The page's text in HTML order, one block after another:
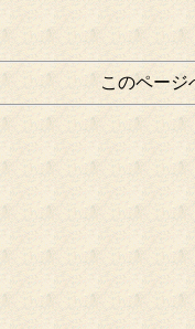
このページ